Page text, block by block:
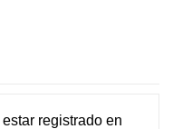
estar registradoen